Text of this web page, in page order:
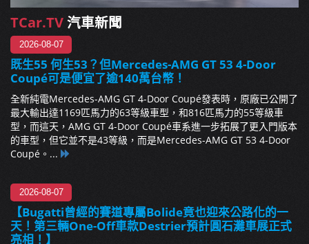
TCar.TV汽車新聞
2026-08-07
既生55 何生53？但Mercedes-AMG GT 53 4-Door
Coupé可是便宜了逾140萬台幣！
全新純電Mercedes-AMG GT 4-Door Coupé發表時，原廠已公開了
最大輸出達1169匹馬力的63等級車型，和816匹馬力的55等級車
型，而這天，AMG GT 4-Door Coupé車系進一步拓展了更入門版本
的車型，但它並不是43等級，而是Mercedes-AMG GT 53 4-Door
Coupé。...
2026-08-07
【Bugatti曾經的賽道專屬Bolide竟也迎來公路化的一
天！第三輛One-Off車款Destrier預計圓石灘車展正式
亮相！】